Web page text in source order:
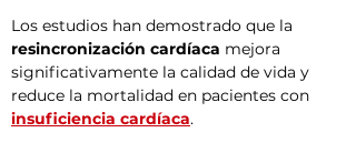
Los estudios han demostrado que la
resincronización cardíaca mejora
significativamente la calidad de vida y
reduce la mortalidad en pacientes con
insuficiencia cardíaca.